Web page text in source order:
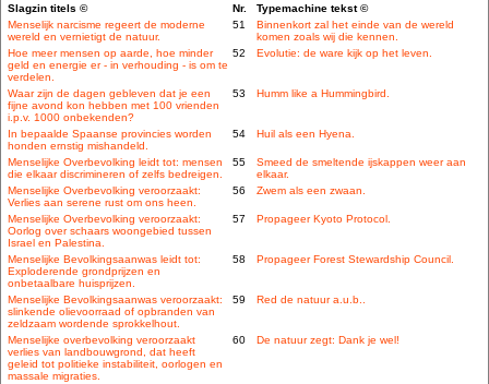
Slagzin titels ©
Nr.
Typemachine tekst ©
Menselijk narcisme regeert de moderne
wereld en vernietigt de natuur.
51
Binnenkort zal het einde van de wereld
komen zoals wij die kennen.
Hoe meer mensen op aarde, hoe minder
geld en energie er - in verhouding - is om te
verdelen.
52 Evolutie: de ware kijk op het leven.
Waar zijn de dagen gebleven dat je een
fijne avond kon hebben met 100 vrienden
i.p.v. 1000 onbekenden?
53 Humm like a Hummingbird.
In bepaalde Spaanse provincies worden
honden ernstig mishandeld.
54 Huil als een Hyena.
Menselijke Overbevolking leidt tot: mensen
die elkaar discrimineren of zelfs bedreigen.
55
Smeed de smeltende ijskappen weer aan
elkaar.
Menselijke Overbevolking veroorzaakt:
Verlies aan serene rust om ons heen.
56 Zwem als een zwaan.
Menselijke Overbevolking veroorzaakt:
Oorlog over schaars woongebied tussen
Israel en Palestina.
57 Propageer Kyoto Protocol.
Menselijke Bevolkingsaanwas leidt tot:
Exploderende grondprijzen en
onbetaalbare huisprijzen.
58 Propageer Forest Stewardship Council.
Menselijke Bevolkingsaanwas veroorzaakt:
slinkende olievoorraad of opbranden van
zeldzaam wordende sprokkelhout.
59 Red de natuur a.u.b..
Menselijke overbevolking veroorzaakt
verlies van landbouwgrond, dat heeft
geleid tot politieke instabiliteit, oorlogen en
massale migraties.
60 De natuur zegt: Dank je wel!